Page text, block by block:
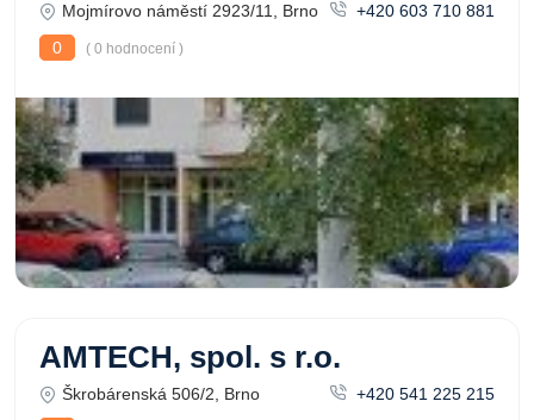
Mojmírovo náměstí 2923/11, Brno
+420 603 710 881
0
( 0 hodnocení )
AMTECH, spol. s r.o.
Škrobárenská 506/2, Brno
+420 541 225 215